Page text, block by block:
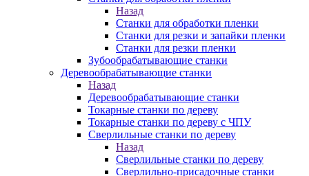
Назад
Станки для обработки пленки
Станки для резки и запайки пленки
Станки для резки пленки
Зубообрабатывающие станки
Деревообрабатывающие станки
Назад
Деревообрабатывающие станки
Токарные станки по дереву
Токарные станки по дереву с ЧПУ
Сверлильные станки по дереву
Назад
Сверлильные станки по дереву
Сверлильно-присадочные станки